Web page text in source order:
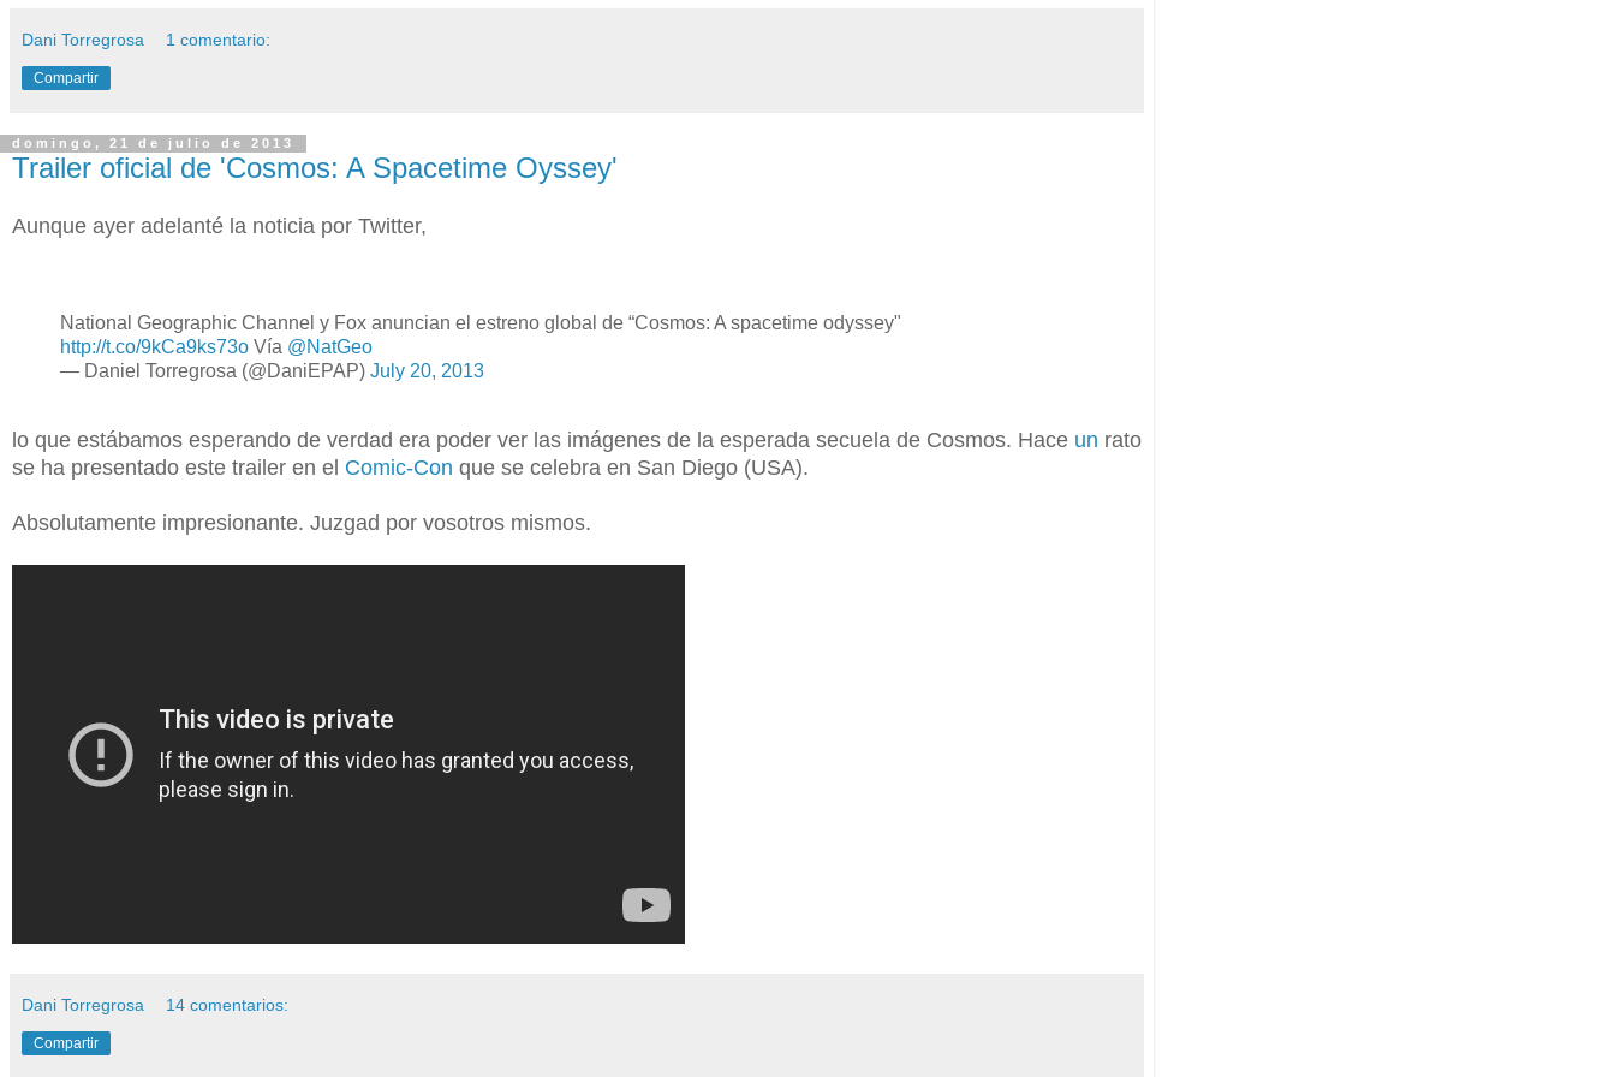
Dani Torregrosa 1 comentario:
Compartir
domingo, 21 de julio de 2013
Trailer oficial de 'Cosmos: A Spacetime Oyssey'
Aunque ayer adelanté la noticia por Twitter,
National Geographic Channel y Fox anuncian el estreno global de “Cosmos: A spacetime odyssey"
http://t.co/9kCa9ks73o Vía @NatGeo
— Daniel Torregrosa (@DaniEPAP) July 20, 2013
lo que estábamos esperando de verdad era poder ver las imágenes de la esperada secuela de Cosmos. Hace un rato
se ha presentado este trailer en el Comic-Con que se celebra en San Diego (USA).
Absolutamente impresionante. Juzgad por vosotros mismos.
Dani Torregrosa 14 comentarios:
Compartir